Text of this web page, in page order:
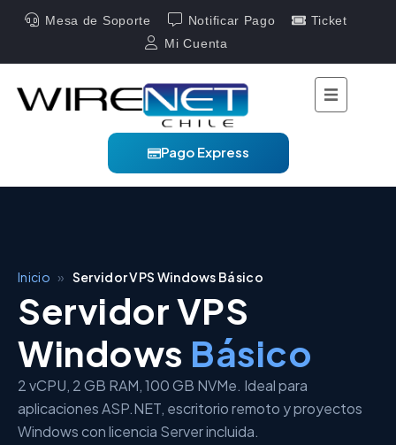
Mesa de Soporte Notificar Pago
Ticket
Mi Cuenta
Pago Express
Inicio » Servidor VPS Windows Básico
Servidor VPS
Windows Básico
2 vCPU, 2 GB RAM, 100 GB NVMe. Ideal para
aplicaciones ASP.NET, escritorio remoto y proyectos
Windows con licencia Server incluida.